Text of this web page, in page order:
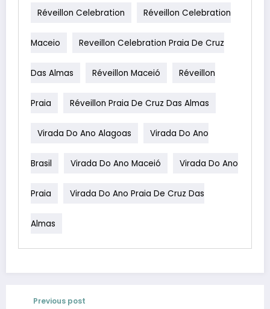
Réveillon Celebration Réveillon Celebration
Maceio Reveillon Celebration Praia De Cruz
Das Almas Réveillon Maceió Réveillon
Praia Réveillon Praia De Cruz Das Almas
Virada Do Ano Alagoas Virada Do Ano
Brasil Virada Do Ano Maceió Virada Do Ano
Praia Virada Do Ano Praia De Cruz Das
Almas
Previous post